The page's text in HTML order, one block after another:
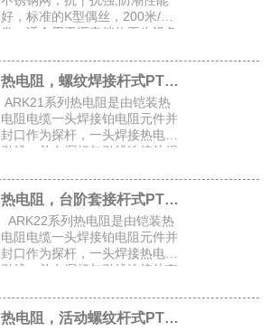
好，标准的K型偶丝，200米/
卷，适合用于沥青拌热再生设备
合
热电阻，螺纹焊接杆式PT100
ARK21系列热电阻是由铠装热
电阻电缆一头焊接铂电阻元件并
封口作为探杆，一头焊接热电阻
引线，并在探杆与引线连接处焊
纹焊接杆式铠装热电阻。
热电阻，台阶套接杆式PT100
ARK22系列热电阻是由铠装热
电阻电缆一头焊接铂电阻元件并
封口作为探杆，一头焊接热电阻
引线，并在探杆与引线连接处套
阶套接杆式铠装热电阻。
热电阻，活动螺纹杆式PT100